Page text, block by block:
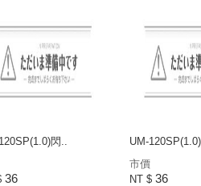
閃..
36
UM-
市價
NT $ 36